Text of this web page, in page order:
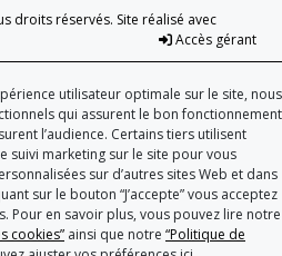
droits réservés. Site réalisé avec
Accès gérant
utilisateur optimale sur le site, nous
qui assurent le bon fonctionnement
l’audience. Certains tiers utilisent
suivi marketing sur le site pour vous
sur d’autres sites Web et dans
sur le bouton “J’accepte” vous acceptez
Pour en savoir plus, vous pouvez lire notre
cookies” ainsi que notre “Politique de